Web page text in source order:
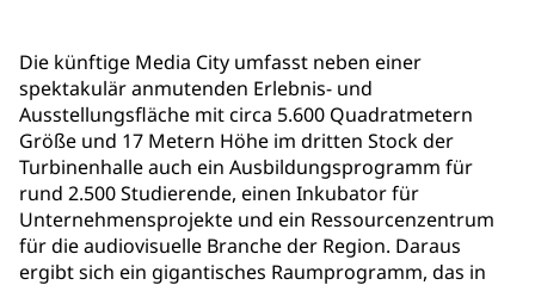
Die künftige Media City umfasst neben einer
spektakulär anmutenden Erlebnis- und
Ausstellungsfläche mit circa 5.600 Quadratmetern
Größe und 17 Metern Höhe im dritten Stock der
Turbinenhalle auch ein Ausbildungsprogramm für
rund 2.500 Studierende, einen Inkubator für
Unternehmensprojekte und ein Ressourcenzentrum
für die audiovisuelle Branche der Region. Daraus
ergibt sich ein gigantisches Raumprogramm, das in